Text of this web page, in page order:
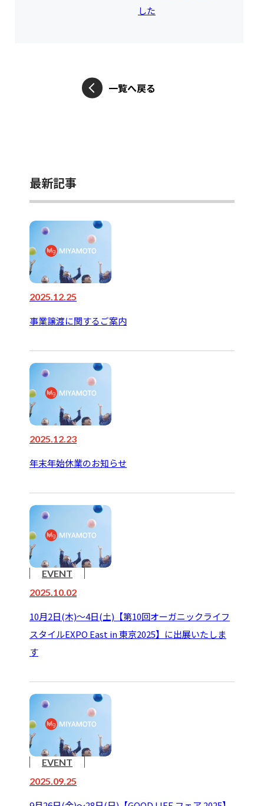
した
一覧へ戻る
最新記事
2025.12.25
事業譲渡に関するご案内
2025.12.23
年末年始休業のお知らせ
EVENT
2025.10.02
10月2日(木)～4日(土)【第10回オーガニックライフ
スタイルEXPO East in 東京2025】に出展いたしま
す
EVENT
2025.09.25